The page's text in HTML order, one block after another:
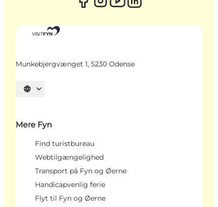
Munkebjergvænget 1, 5230 Odense
Vælg sprog
Mere Fyn
Find turistbureau
Webtilgængelighed
Transport på Fyn og Øerne
Handicapvenlig ferie
Flyt til Fyn og Øerne